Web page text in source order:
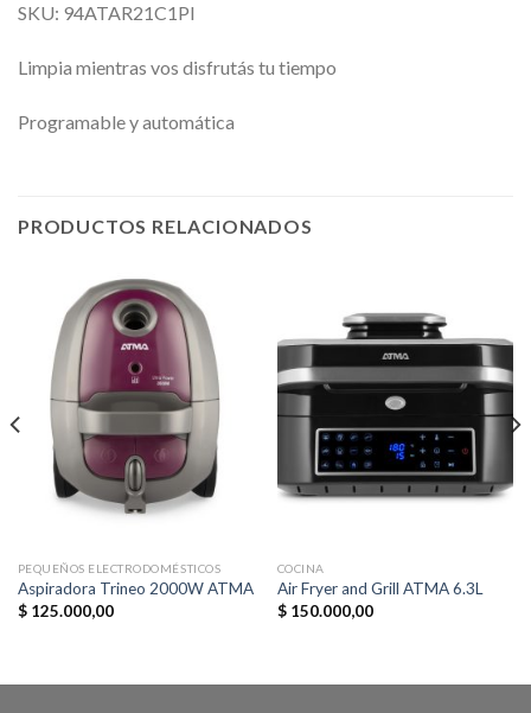
SKU: 94ATAR21C1PI
Limpia mientras vos disfrutás tu tiempo
Programable y automática
PRODUCTOS RELACIONADOS
PEQUEÑOS ELECTRODOMÉSTICOS
Aspiradora Trineo 2000W ATMA
$125.000,00
COCINA
Air Fryer and Grill ATMA 6.3L
$150.000,00